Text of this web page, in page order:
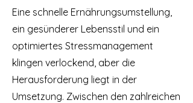
Eine schnelle Ernährungsumstellung,
ein gesünderer Lebensstil und ein
optimiertes Stressmanagement
klingen verlockend, aber die
Herausforderung liegt in der
Umsetzung. Zwischen den zahlreichen